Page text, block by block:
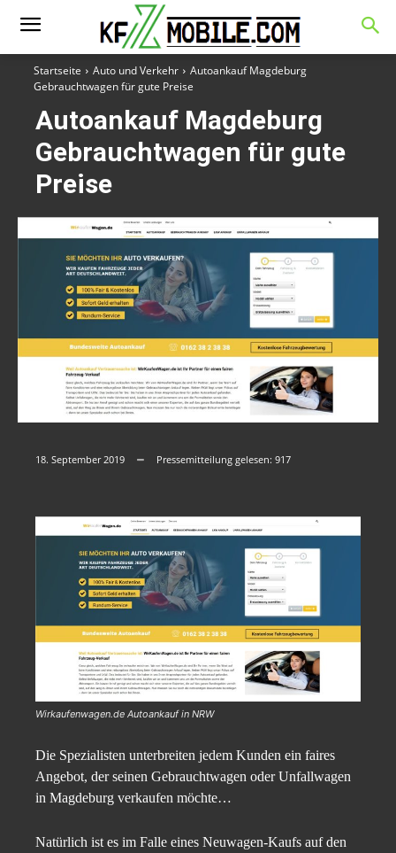
Startseite Auto und Verkehr
Autoankauf Magdeburg
Gebrauchtwagen für gute Preise
Autoankauf Magdeburg
Gebrauchtwagen für gute
Preise
18. September 2019 Pressemitteilung gelesen: 917
Wirkaufenwagen.de Autoankauf in NRW
Die Spezialisten unterbreiten jedem Kunden ein faires
Angebot, der seinen Gebrauchtwagen oder Unfallwagen
in Magdeburg verkaufen möchte…
Natürlich ist es im Falle eines Neuwagen-Kaufs auf den